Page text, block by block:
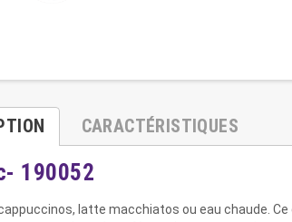
CARACTÉRISTIQUES
190052
latte macchiatos ou eau chaude.